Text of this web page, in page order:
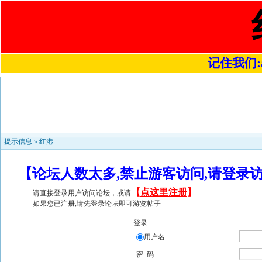
记住我们
提示信息 » 红港
【论坛人数太多,禁止游客访问,请登
请直接登录用户访问论坛，或请 【 点这里注册】
如果您已注册,请先登录论坛即可游览帖子
登录
用户名
密 码